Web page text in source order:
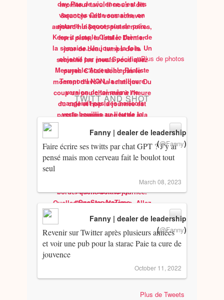
Plus de photos
TWITT AND SHOT
Faire écrire ses twitts par chat GPT ? J’y ai
pensé mais mon cerveau fait le boulot tout
seul
Fanny | dealer de leadership
(@Fanny)
March 08, 2023
Revenir sur Twitter après plusieurs années
et voir une pub pour la starac Paie ta cure de
jouvence
Fanny | dealer de leadership
(@Fanny)
October 11, 2022
Plus de Tweets